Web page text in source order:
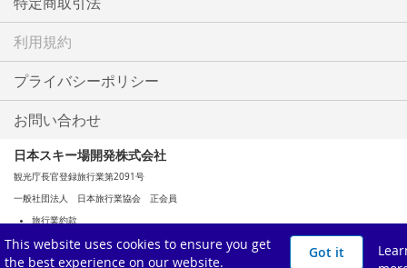
This website uses cookies to ensure you get
the best experience on our website.
Got it
利用規約
プライバシーポリシー
お問い合わせ
日本スキー場開発株式会社
観光庁長官登録旅行業第2091号
一般社団法人 日本旅行業協会 正会員
旅行業約款
旅行業務取扱料金表（PDF）